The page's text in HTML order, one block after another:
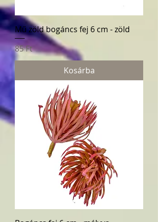
Mű zöld bogáncs fej 6 cm - zöld
Ár
85 Ft
Kosárba